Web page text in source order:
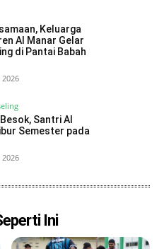
Keluarga
Al Manar Gelar
di Pantai Babah
2026
Santri Al
Semester pada
2026
Ini